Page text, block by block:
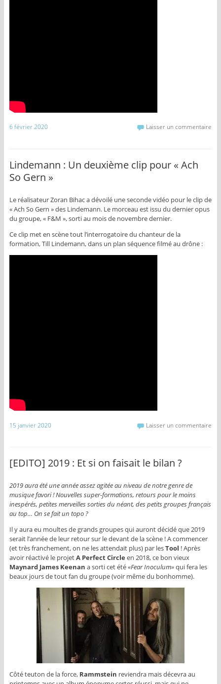
6 février 2020 Laisser un commentaire
Lindemann : Un deuxième clip pour « Ach
So Gern »
Le réalisateur Zoran Bihac a dévoilé une seconde vidéo pour le clip de
« Ach So Gern » des Lindemann. Le morceau est issu du dernier opus
du groupe, « F&M », sorti au mois de novembre dernier.
Ce clip met en scène tout l’interrogatoire du chanteur de la
formation, Till Lindemann, dans un plan séquence filmé au drône :
15 janvier 2020 Laisser un commentaire
[EDITO] 2019 : Et si on faisait le bilan ?
2019 aura été une année assez agitée au niveau de notre genre de
musique favori ! Nouvelles super-formations, retours pour le moins
inespérés, petites merveilles sorties du néant, des petits groupes français
au top… On se fait un topo ?
Il y aura eu moultes de grands groupes qui auront décidé que 2019
serait l’année de leur retour sur le devant de la scène ! A commencer
(et très franchement, on ne les attendait plus) par lesTool ! Après
avoir réactivé le projetA Perfect Circle en 2018, ce bon vieux
Maynard James Keenan a sorti cet été«Fear Inoculum»qui fera les
beaux jours de tout fan du groupe (voir même du bonhomme).
Côté teuton de la force,Rammstein reviendra mais décevra au